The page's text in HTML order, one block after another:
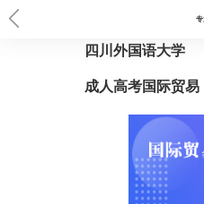
专
四川外国语大学
成人高考国际贸易